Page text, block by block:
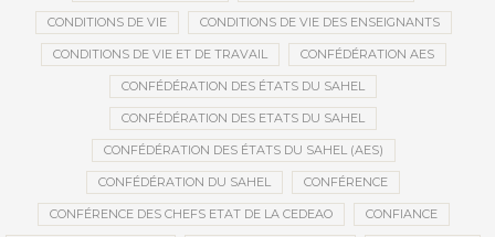
CONDITIONS DE VIE CONDITIONS DE VIE DES ENSEIGNANTS
CONDITIONS DE VIE ET DE TRAVAIL CONFÉDÉRATION AES
CONFÉDÉRATION DES ÉTATS DU SAHEL
CONFÉDÉRATION DES ETATS DU SAHEL
CONFÉDÉRATION DES ÉTATS DU SAHEL (AES)
CONFÉDÉRATION DU SAHEL CONFÉRENCE
CONFÉRENCE DES CHEFS ETAT DE LA CEDEAO CONFIANCE